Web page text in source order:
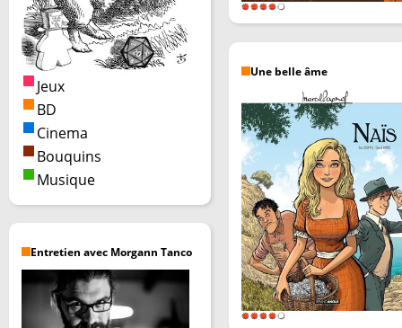
Jeux
BD
Cinema
Bouquins
Musique
Entretien avec Morgann Tanco
Une belle âme